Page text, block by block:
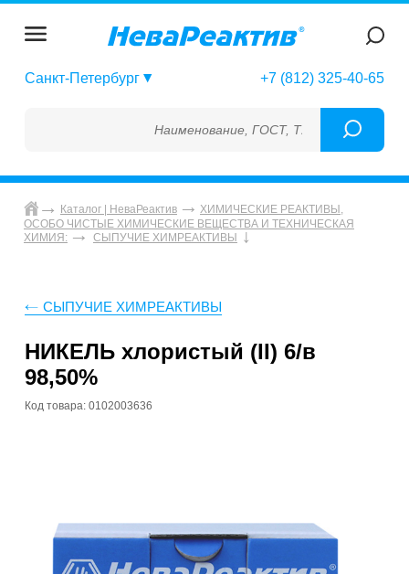
Санкт-Петербург +7 (812) 325-40-65
Наименование, ГОСТ, ТУ, ГСО, МСО, ОСО,
Каталог | НеваРеактив
ХИМИЧЕСКИЕ РЕАКТИВЫ,
ОСОБО ЧИСТЫЕ ХИМИЧЕСКИЕ ВЕЩЕСТВА И ТЕХНИЧЕСКАЯ
ХИМИЯ:
СЫПУЧИЕ ХИМРЕАКТИВЫ
СЫПУЧИЕ ХИМРЕАКТИВЫ
НИКЕЛЬ хлористый (II) 6/в
98,50%
Код товара: 0102003636